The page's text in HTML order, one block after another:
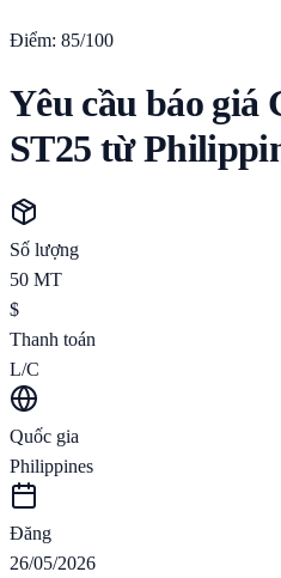
Điểm: 85/100
Yêu cầu báo giá
ST25 từ
Số lượng
50 MT
$
Thanh toán
L/C
Quốc gia
Philippines
Đăng
26/05/2026